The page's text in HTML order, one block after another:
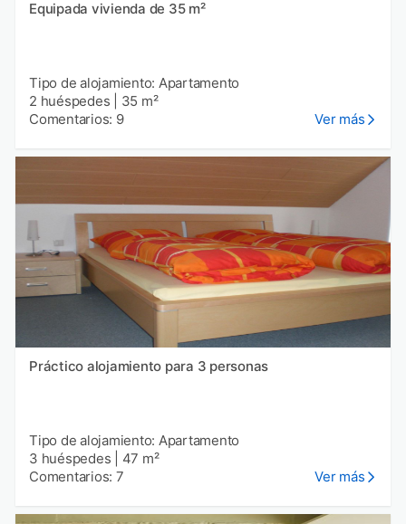
Equipada vivienda de 35 m²
Tipo de alojamiento: Apartamento
2 huéspedes
35 m²
Comentarios: 9
Ver más
Práctico alojamiento para 3 personas
Tipo de alojamiento: Apartamento
3 huéspedes
47 m²
Comentarios: 7
Ver más